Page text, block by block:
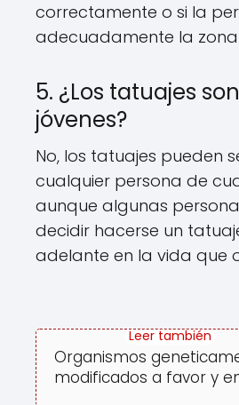
correctamente o si la
adecuadamente la
5. ¿Los tatuajes
jóvenes?
No, los tatuajes pueden
cualquier persona de
aunque algunas
decidir hacerse un
adelante en la vida que
Organismos
modificados a favor y